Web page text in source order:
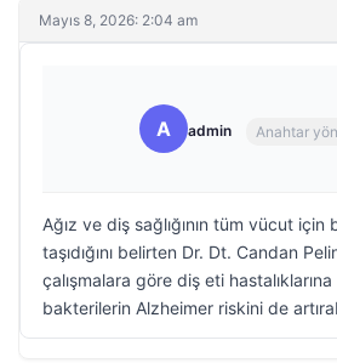
Mayıs 8, 2026: 2:04 am
A admin Anahtar
Ağız ve diş sağlığının tüm vücut için
taşıdığını belirten Dr. Dt. Candan
çalışmalara göre diş eti
bakterilerin Alzheimer riskini de